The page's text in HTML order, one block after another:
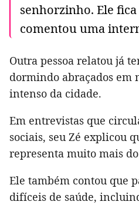
senhorzinho. Ele fica
comentou uma
Outra pessoa relatou já
dormindo abraçados em
intenso da cidade.
Em entrevistas que
sociais, seu Zé explicou
representa muito mais
Ele também contou que
difíceis de saúde,